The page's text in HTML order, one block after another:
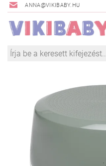
ANNA@VIKIBABY.HU